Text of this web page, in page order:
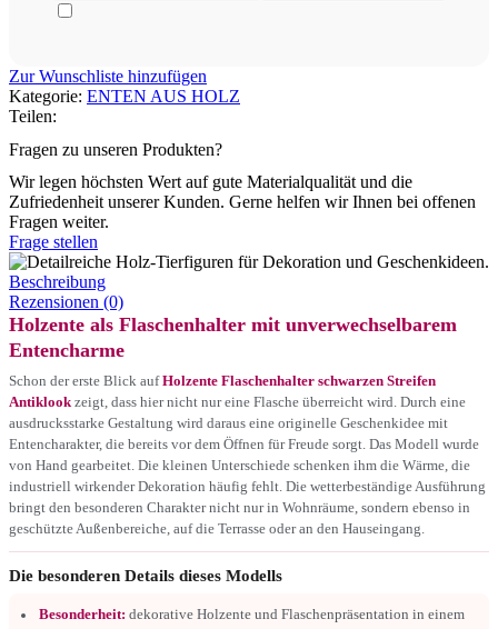
Zur Wunschliste hinzufügen
Kategorie: ENTEN AUS HOLZ
Teilen:
Fragen zu unseren Produkten?
Wir legen höchsten Wert auf gute Materialqualität und die
Zufriedenheit unserer Kunden. Gerne helfen wir Ihnen bei offenen
Fragen weiter.
Frage stellen
Beschreibung
Rezensionen (0)
Holzente als Flaschenhalter mit unverwechselbarem
Entencharme
Schon der erste Blick aufHolzente Flaschenhalter schwarzen Streifen
Antiklook zeigt, dass hier nicht nur eine Flasche überreicht wird. Durch eine
ausdrucksstarke Gestaltung wird daraus eine originelle Geschenkidee mit
Entencharakter, die bereits vor dem Öffnen für Freude sorgt. Das Modell wurde
von Hand gearbeitet. Die kleinen Unterschiede schenken ihm die Wärme, die
industriell wirkender Dekoration häufig fehlt. Die wetterbeständige Ausführung
bringt den besonderen Charakter nicht nur in Wohnräume, sondern ebenso in
geschützte Außenbereiche, auf die Terrasse oder an den Hauseingang.
Die besonderen Details dieses Modells
Besonderheit: dekorative Holzente und Flaschenpräsentation in einem